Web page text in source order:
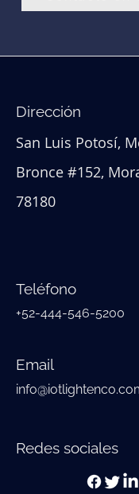
Dirección
San Luis Potosí,
Bronce #152,
78180
Teléfono
+52-444-546-5200
Email
Redes sociales